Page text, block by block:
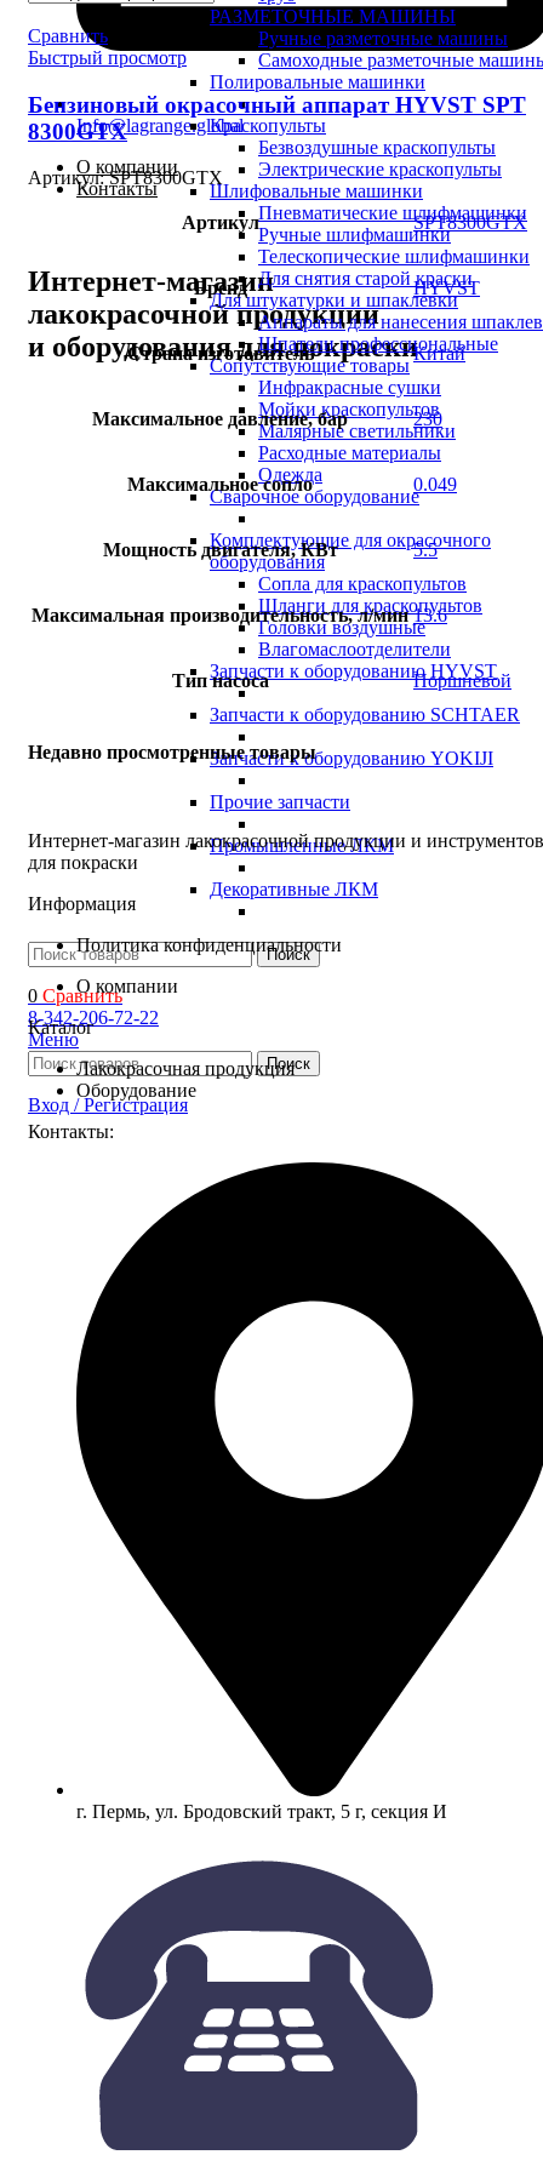
Info@lagrange.global
О компании
Контакты
Интернет-магазин
лакокрасочной продукции
и оборудования для покраски
РАЗМЕТОЧНЫЕ МАШИНЫ
Ручные разметочные машины
Самоходные разметочные
Полировальные машинки
Краскопульты
Безвоздушные краскопульты
Электрические краскопульты
Шлифовальные машинки
Пневматические шлифмашинки
Ручные шлифмашинки
Телескопические шлифмашинки
Для снятия старой краски
Для штукатурки и шпаклевки
Аппараты для нанесения
Шпатели профессиональные
Сопутствующие товары
Инфракрасные сушки
Мойки краскопультов
Малярные светильники
Расходные материалы
Одежда
Сварочное оборудование
Комплектующие для окрасочного
оборудования
Сопла для краскопультов
Шланги для краскопультов
Головки воздушные
Влагомаслоотделители
Запчасти к оборудованию HYVST
Запчасти к оборудованию SCHTAER
Запчасти к оборудованию YOKIJI
Прочие запчасти
Промышленные ЛКМ
Декоративные ЛКМ
Поиск
0 Сравнить
8-342-206-72-22
Меню
Поиск
Вход / Регистрация
Сравнить
Быстрый просмотр
Бензиновый окрасочный аппарат HYVST SPT
8300GTX
Артикул:SPT8300GTX
Артикул SPT8300GTX
Бренд HYVST
Страна изготовитель Китай
Максимальное давление, бар 230
Максимальное сопло 0.049
Мощность двигателя, КВт 5.5
Максимальная производительность, л/мин 13.6
Тип насоса Поршневой
Недавно просмотренные товары
Интернет-магазин лакокрасочной продукции и инструментов
для покраски
Информация
Политика конфиденциальности
О компании
Каталог
Лакокрасочная продукция
Оборудование
Контакты:
г. Пермь, ул. Бродовский тракт, 5 г, секция И